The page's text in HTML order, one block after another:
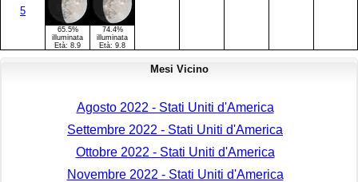
5
65.5%
illuminata
Età: 8.9
74.4%
illuminata
Età: 9.8
Mesi Vicino
Agosto 2022 - Stati Uniti d'America
Settembre 2022 - Stati Uniti d'America
Ottobre 2022 - Stati Uniti d'America
Novembre 2022 - Stati Uniti d'America